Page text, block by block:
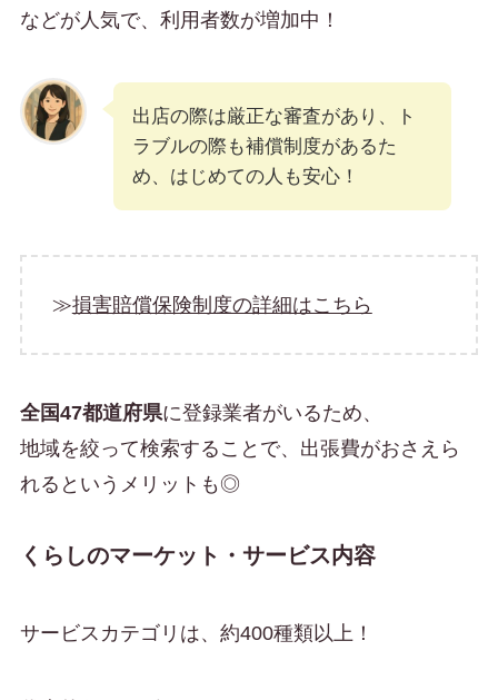
などが人気で、利用者数が増加中！
出店の際は厳正な審査があり、ト
ラブルの際も補償制度があるた
め、はじめての人も安心！
≫損害賠償保険制度の詳細はこちら
全国47都道府県に登録業者がいるため、
地域を絞って検索することで、出張費がおさえら
れるというメリットも◎
くらしのマーケット・サービス内容
サービスカテゴリは、約400種類以上！